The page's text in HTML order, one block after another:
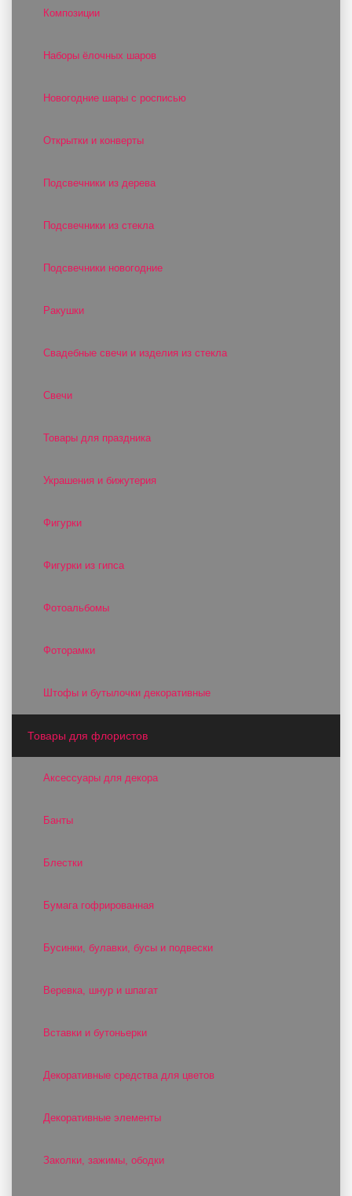
Композиции
Наборы ёлочных шаров
Новогодние шары с росписью
Открытки и конверты
Подсвечники из дерева
Подсвечники из стекла
Подсвечники новогодние
Ракушки
Свадебные свечи и изделия из стекла
Свечи
Товары для праздника
Украшения и бижутерия
Фигурки
Фигурки из гипса
Фотоальбомы
Фоторамки
Штофы и бутылочки декоративные
Товары для флористов
Аксессуары для декора
Банты
Блестки
Бумага гофрированная
Бусинки, булавки, бусы и подвески
Веревка, шнур и шпагат
Вставки и бутоньерки
Декоративные средства для цветов
Декоративные элементы
Заколки, зажимы, ободки